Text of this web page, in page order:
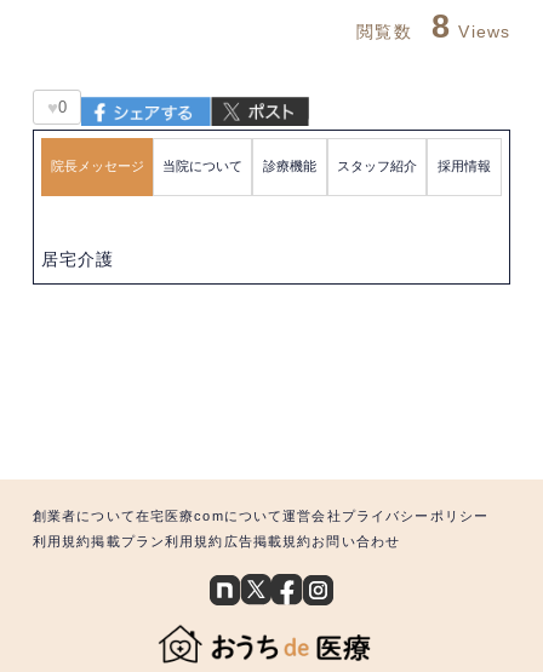
閲覧数 8 Views
♥0
院長メッセージ 当院について 診療機能 スタッフ紹介 採用情報
居宅介護
創業者について在宅医療comについて運営会社 プライバシーポリシー
利用規約掲載プラン利用規約 広告掲載規約お問い合わせ